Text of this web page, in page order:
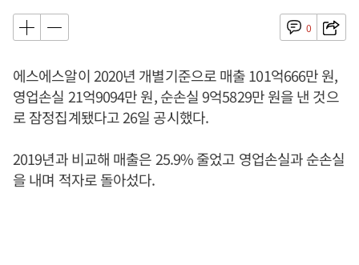
0
에스에스알이 2020년 개별기준으로 매출 101억666만 원,
영업손실 21억9094만 원, 순손실 9억5829만 원을 낸 것으
로 잠정집계됐다고 26일 공시했다.
2019년과 비교해 매출은 25.9% 줄었고 영업손실과 순손실
을 내며 적자로 돌아섰다.